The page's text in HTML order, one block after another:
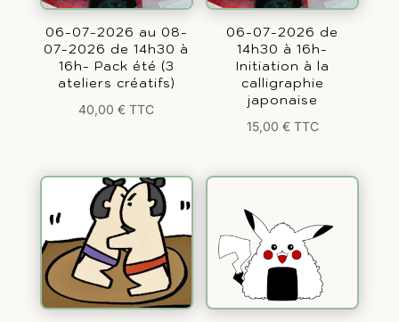
06-07-2026 au 08-
07-2026 de 14h30 à
16h- Pack été (3
ateliers créatifs)
40,00€ TTC
06-07-2026 de
14h30 à 16h-
Initiation à la
calligraphie
japonaise
15,00 € TTC